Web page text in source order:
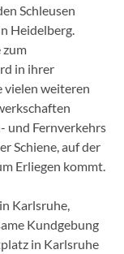
Schleusen
Heidelberg.
zum
in ihrer
vielen weiteren
und Fernverkehrs
Schiene, auf der
Erliegen kommt.
Karlsruhe,
Kundgebung
in Karlsruhe